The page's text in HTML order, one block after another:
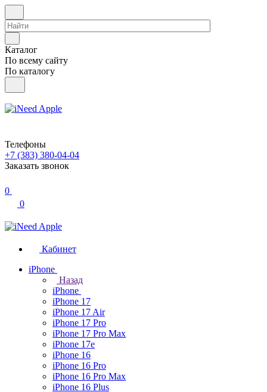
Каталог
По всему сайту
По каталогу
Телефоны
+7 (383) 380-04-04
Заказать звонок
0
0
Кабинет
iPhone
Назад
iPhone
iPhone 17
iPhone 17 Air
iPhone 17 Pro
iPhone 17 Pro Max
iPhone 17e
iPhone 16
iPhone 16 Pro
iPhone 16 Pro Max
iPhone 16 Plus